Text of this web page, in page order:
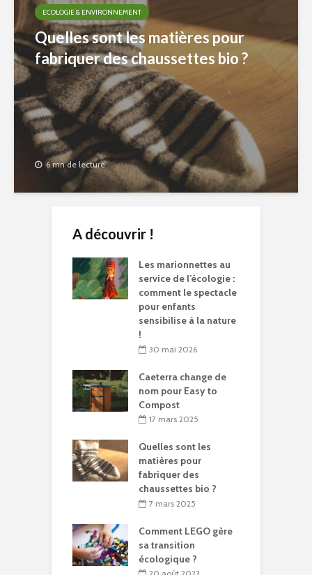
ECOLOGIE & ENVIRONNEMENT
Quelles sont les matières pour
fabriquer des chaussettes bio ?
6 mn de lecture
A découvrir !
Les marionnettes au
service de l’écologie :
comment le spectacle
pour enfants
sensibilise à la nature
!
30 mai 2026
Caeterra change de
nom pour Easy to
Compost
17 mars 2025
Quelles sont les
matières pour
fabriquer des
chaussettes bio ?
7 mars 2025
Comment LEGO gère
sa transition
écologique ?